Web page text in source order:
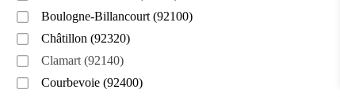
Boulogne-Billancourt (92100)
Châtillon (92320)
Clamart (92140)
Courbevoie (92400)